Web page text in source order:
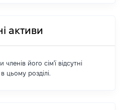
активи
його сім'ї відсутні
цьому розділі.